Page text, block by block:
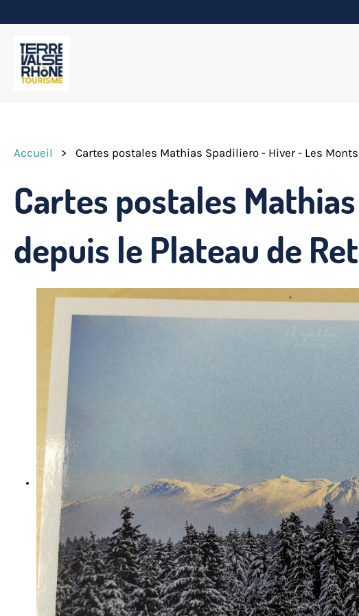
Accueil > Cartes postales Mathias Spadiliero - Hiver - Les
Cartes postales
depuis le Plateau de